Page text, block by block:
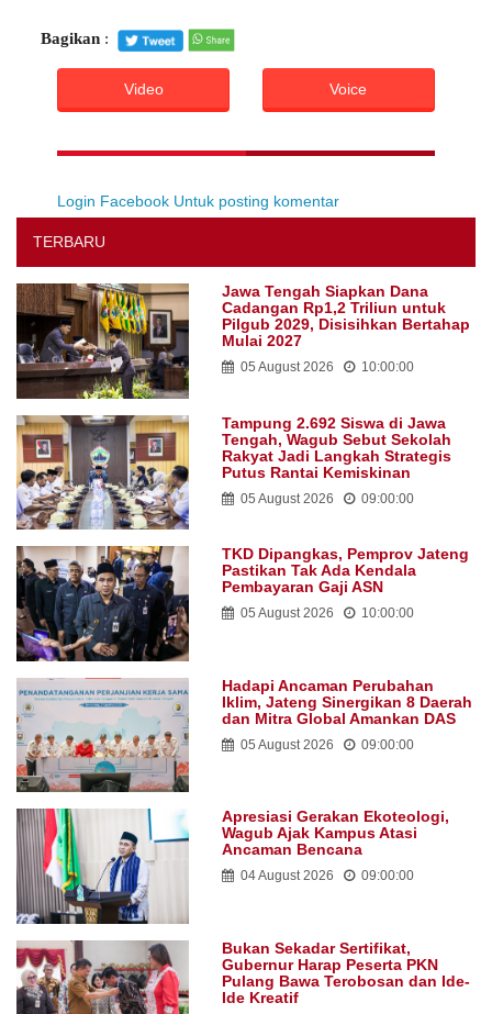
Bagikan :
Video Voice
Login Facebook Untuk posting komentar
TERBARU
Jawa Tengah Siapkan Dana
Cadangan Rp1,2 Triliun untuk
Pilgub 2029, Disisihkan Bertahap
Mulai 2027
05 August 2026 10:00:00
Tampung 2.692 Siswa di Jawa
Tengah, Wagub Sebut Sekolah
Rakyat Jadi Langkah Strategis
Putus Rantai Kemiskinan
05 August 2026 09:00:00
TKD Dipangkas, Pemprov Jateng
Pastikan Tak Ada Kendala
Pembayaran Gaji ASN
05 August 2026 10:00:00
Hadapi Ancaman Perubahan
Iklim, Jateng Sinergikan 8 Daerah
dan Mitra Global Amankan DAS
05 August 2026 09:00:00
Apresiasi Gerakan Ekoteologi,
Wagub Ajak Kampus Atasi
Ancaman Bencana
04 August 2026 09:00:00
Bukan Sekadar Sertifikat,
Gubernur Harap Peserta PKN
Pulang Bawa Terobosan dan Ide-
Ide Kreatif